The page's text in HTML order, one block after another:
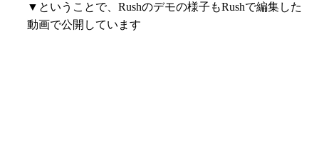
▼ということで、Rushのデモの様子もRushで編集した
動画で公開しています